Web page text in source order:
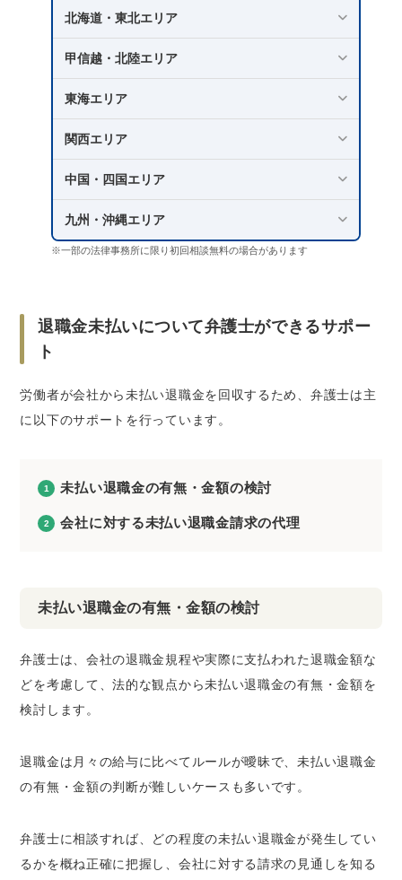
「労働問題弁護士ナビ」
まとめ
北海道・東北エリア
甲信越・北陸エリア
東海エリア
関西エリア
中国・四国エリア
九州・沖縄エリア
※一部の法律事務所に限り初回相談無料の場合があります
退職金未払いについて弁護士ができるサポー
ト
労働者が会社から未払い退職金を回収するため、弁護士は主
に以下のサポートを行っています。
未払い退職金の有無・金額の検討
会社に対する未払い退職金請求の代理
未払い退職金の有無・金額の検討
弁護士は、会社の退職金規程や実際に支払われた退職金額な
どを考慮して、法的な観点から未払い退職金の有無・金額を
検討します。
退職金は月々の給与に比べてルールが曖昧で、未払い退職金
の有無・金額の判断が難しいケースも多いです。
弁護士に相談すれば、どの程度の未払い退職金が発生してい
るかを概ね正確に把握し、会社に対する請求の見通しを知る